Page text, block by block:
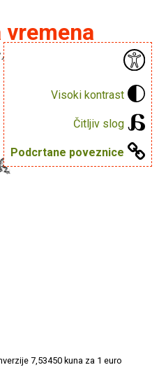
Visoki kontrast
Čitljiv slog
Podcrtane poveznice
vremena
puno knjiga.
7,53450 kuna za 1 euro